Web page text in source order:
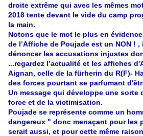
droite extrême qui avec les mêmes
2018 tente devant le vide du camp
la main.
Notons que le mot le plus en
de l’Affiche de Poujade est un NON !
dénoncer les accusations injustes
...regardez l’actualité et les affiches
Aignan, celle de la fürherin du R(F)-
des forces pourtant se parfumant
Un message qui développe une sorte
force et de la victimisation.
Poujade se représente comme un
dangereux " donc menaçant pour les
serait aussi, et pour cette même